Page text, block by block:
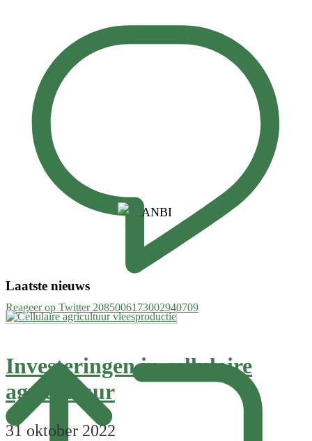
Reageer op Twitter 2085006173002940709
Laatste nieuws
Investeringen in cellulaire
agricultuur
31 oktober 2022